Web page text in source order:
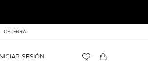
CELEBRA
INICIAR SESIÓN